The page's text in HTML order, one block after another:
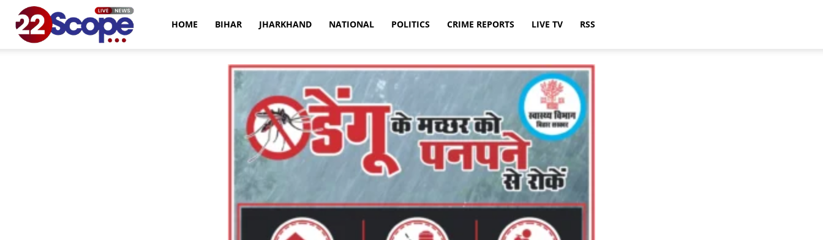
HOME BIHAR JHARKHAND NATIONAL POLITICS CRIME REPORTS LIVE TV RSS